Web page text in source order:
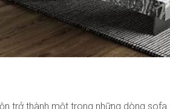
trở thành một trong những dòng